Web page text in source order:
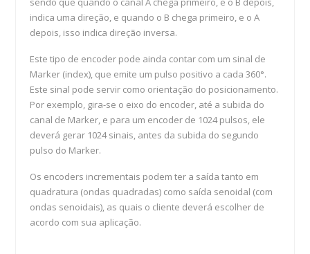
indica uma direção, e quando o B chega primeiro, e o A
depois, isso indica direção inversa.
Este tipo de encoder pode ainda contar com um sinal de
Marker (index), que emite um pulso positivo a cada 360°.
Este sinal pode servir como orientação do posicionamento.
Por exemplo, gira-se o eixo do encoder, até a subida do
canal de Marker, e para um encoder de 1024 pulsos, ele
deverá gerar 1024 sinais, antes da subida do segundo
pulso do Marker.
Os encoders incrementais podem ter a saída tanto em
quadratura (ondas quadradas) como saída senoidal (com
ondas senoidais), as quais o cliente deverá escolher de
acordo com sua aplicação.